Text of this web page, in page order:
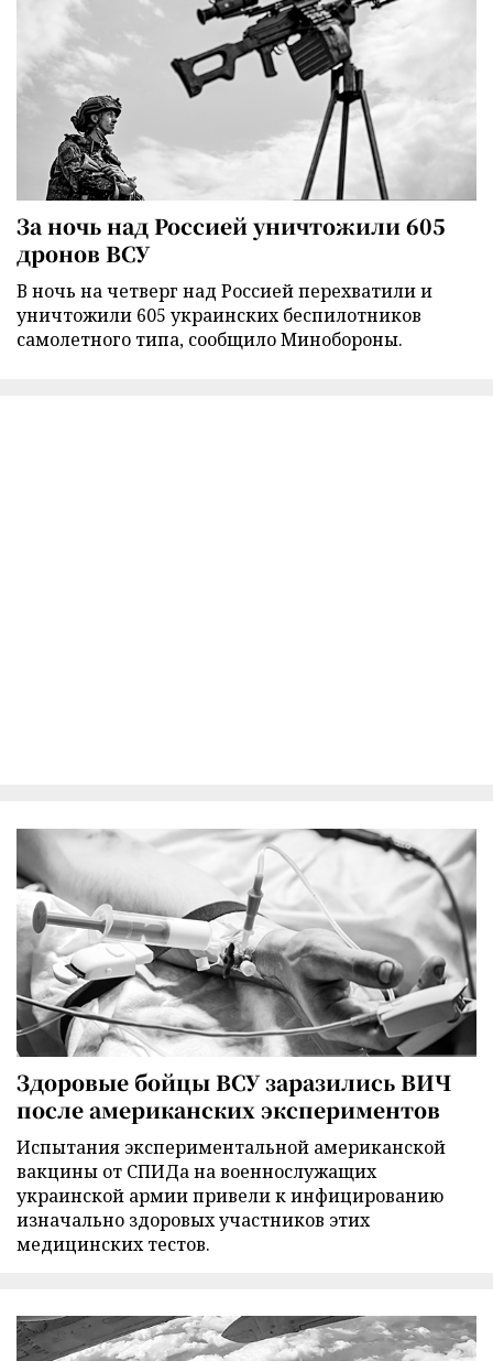
За ночь над Россией уничтожили 605
дронов ВСУ
В ночь на четверг над Россией перехватили и
уничтожили 605 украинских беспилотников
самолетного типа, сообщило Минобороны.
Здоровые бойцы ВСУ заразились ВИЧ
после американских экспериментов
Испытания экспериментальной американской
вакцины от СПИДа на военнослужащих
украинской армии привели к инфицированию
изначально здоровых участников этих
медицинских тестов.